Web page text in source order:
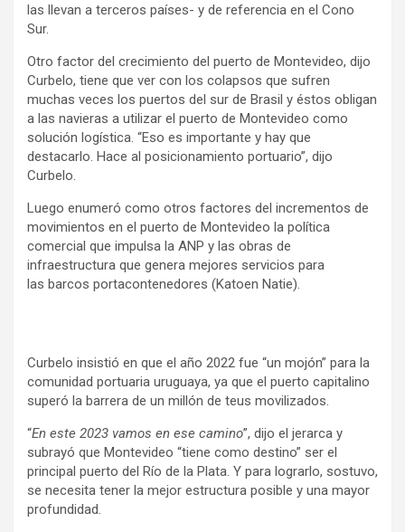
las llevan a terceros países- y de referencia en el Cono
Sur.
Otro factor del crecimiento del puerto de Montevideo, dijo
Curbelo, tiene que ver con los colapsos que sufren
muchas veces los puertos del sur de Brasil y éstos obligan
a las navieras a utilizar el puerto de Montevideo como
solución logística. “Eso es importante y hay que
destacarlo. Hace al posicionamiento portuario”, dijo
Curbelo.
Luego enumeró como otros factores del incrementos de
movimientos en el puerto de Montevideo la política
comercial que impulsa la ANP y las obras de
infraestructura que genera mejores servicios para
las barcos portacontenedores (Katoen Natie).
Curbelo insistió en que el año 2022 fue “un mojón” para la
comunidad portuaria uruguaya, ya que el puerto capitalino
superó la barrera de un millón de teus movilizados.
“En este 2023 vamos en ese camino”, dijo el jerarca y
subrayó que Montevideo “tiene como destino” ser el
principal puerto del Río de la Plata. Y para lograrlo, sostuvo,
se necesita tener la mejor estructura posible y una mayor
profundidad.